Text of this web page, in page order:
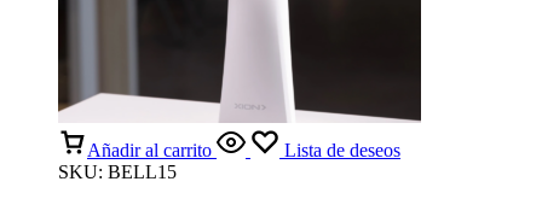
Añadir al carrito
Lista de deseos
SKU: BELL15